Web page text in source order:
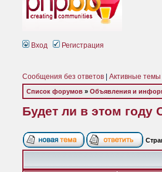
Вход Регистрация
Сообщения без ответов Активные темы
Список форумов » Объявления и
Будет ли в этом году